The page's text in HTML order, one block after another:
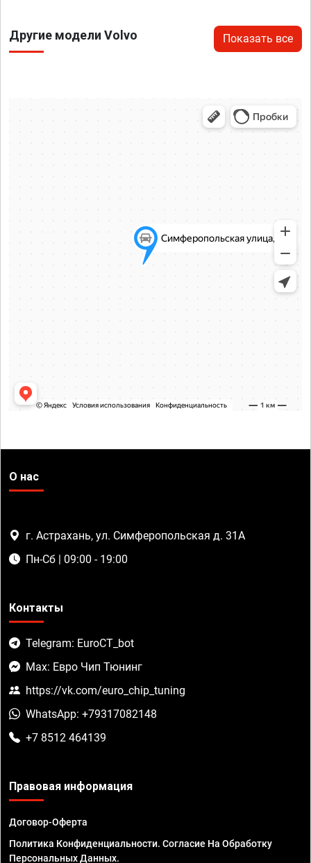
Другие модели Volvo Показать все
О нас
г. Астрахань, ул. Симферопольская д. 31А
Пн-Сб | 09:00 - 19:00
Контакты
Telegram: EuroCT_bot
Max: Евро Чип Тюнинг
https://vk.com/euro_chip_tuning
WhatsApp: +79317082148
+7 8512 464139
Правовая информация
Договор-Оферта
Политика Конфиденциальности. Согласие На Обработку
Персональных Данных.